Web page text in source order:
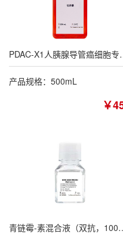
PDAC-
产品规格：500mL
￥
青链霉-素